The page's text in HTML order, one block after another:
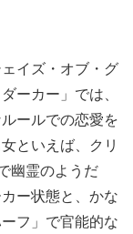
イズ・オブ・グ
ーカー」では、
ールでの恋愛を
といえば、クリ
幽霊のようだ
ー状態と、かな
フ」で官能的な